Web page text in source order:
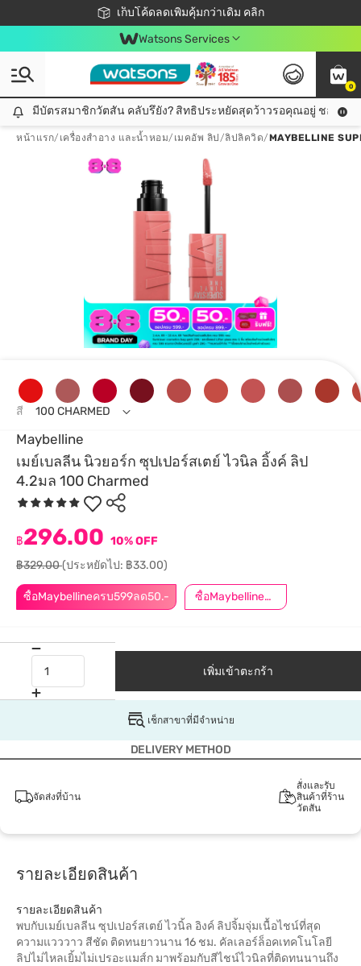
เก็บโค้ดลดเพิ่มคุ้มกว่าเดิม คลิก
ชอปออนไลน์ครั้งแรก ลดเพิ่มจุก ๆ 10%! 🎉
📦ส่งฟรี! เมื่อชอป 499฿
สมาชิกวัตสัน คลับดียังไง?
Watsons Services
0
มีบัตรสมาชิกวัตสัน คลับรึยัง? สิทธิประหยัดสุดว้าวรอคุณอยู่ ชอปคุ้มกว่าเดิม คลิก!
มีบัตรสมาชิกวัตสัน คลับรึยัง? สิทธิประหยัดสุดว้าวรอคุณอยู่ ชอปคุ้มก
หน้าแรก/ เครื่องสำอาง และน้ำหอม/ เมคอัพ ลิป /ลิปลิควิด/MAYBELLINE
Maybelline
เมย์เบลลีน นิวยอร์ก ซุปเปอร์สเตย์ ไวนิล อิ้งค์ ลิป
4.2มล 100 Charmed
ซื้อMaybellineครบ599ลด50.- ซื้อMaybellineครบ899ลด50.-
฿296.00 10% OFF
฿329.00(ประหยัดไป: ฿33.00)
สี 100 CHARMED
เพิ่มเข้าตะกร้า
เช็กสาขาที่มีจำหน่าย
DELIVERY METHOD
จัดส่งที่บ้าน
สั่งและรับ
สินค้าที่ร้าน
วัตสัน
รายละเอียดสินค้า
รายละเอียดสินค้า
พบกับเมย์เบลลีน ซุปเปอร์สเตย์ ไวนิ้ล อิงค์ ลิปจิ้มจุ่มเนื้อไชน์ที่สุด
ความแวววาว สีชัด ติดทนยาวนาน 16 ชม. คัลเลอร์ล็อคเทคโนโลยี
ลิปไม่ไหลเยิ้มไม่เปรอะแมส์ก มาพร้อมกับสีไชน์ไวนิลที่ติดทนนานถึง